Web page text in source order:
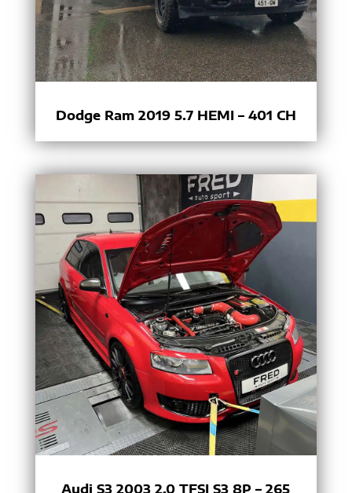
Dodge Ram 2019 5.7 HEMI – 401 CH
Audi S3 2003 2.0 TFSI S3 8P – 265